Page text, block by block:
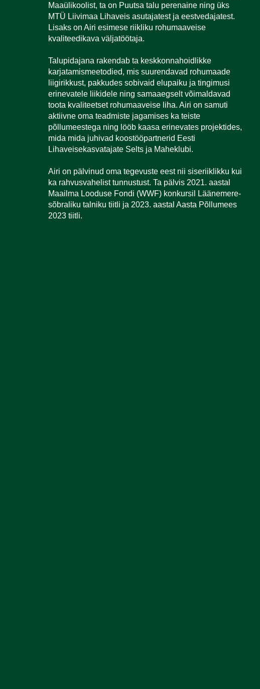
Maaülikoolist, ta on Puutsa talu perenaine ning üks
MTÜ Liivimaa Lihaveis asutajatest ja eestvedajatest.
Lisaks on Airi esimese riikliku rohumaaveise
kvaliteedikava väljatöötaja.
Talupidajana rakendab ta keskkonnahoidlikke
karjatamismeetodied, mis suurendavad rohumaade
liigirikkust, pakkudes sobivaid elupaiku ja tingimusi
erinevatele liikidele ning samaaegselt võimaldavad
toota kvaliteetset rohumaaveise liha. Airi on samuti
aktiivne oma teadmiste jagamises ka teiste
põllumeestega ning lööb kaasa erinevates projektides,
mida mida juhivad koostööpartnerid Eesti
Lihaveisekasvatajate Selts ja Maheklubi.
Airi on pälvinud oma tegevuste eest nii siseriiklikku kui
ka rahvusvahelist tunnustust. Ta pälvis 2021. aastal
Maailma Looduse Fondi (WWF) konkursil Läänemere-
sõbraliku talniku tiitli ja 2023. aastal Aasta Põllumees
2023 tiitli.